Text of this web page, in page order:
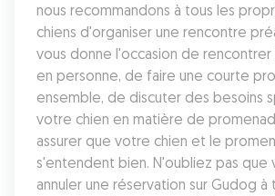
nous recommandons à tous les
chiens d'organiser une rencontre
vous donne l'occasion de
en personne, de faire une courte
ensemble, de discuter des besoins
votre chien en matière de
assurer que votre chien et le
s'entendent bien. N'oubliez pas que
annuler une réservation sur Gudog